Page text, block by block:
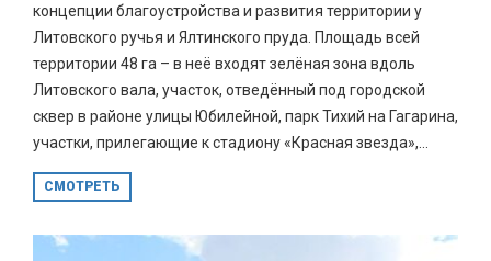
концепции благоустройства и развития территории у
Литовского ручья и Ялтинского пруда. Площадь всей
территории 48 га – в неё входят зелёная зона вдоль
Литовского вала, участок, отведённый под городской
сквер в районе улицы Юбилейной, парк Тихий на Гагарина,
участки, прилегающие к стадиону «Красная звезда»,...
СМОТРЕТЬ